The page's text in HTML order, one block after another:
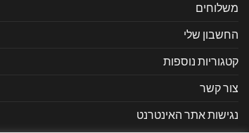
משלוחים
החשבון שלי
קטגוריות נוספות
צור קשר
נגישות אתר האינטרנט